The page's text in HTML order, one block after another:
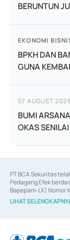
BERUNTUN
EKONOMI
BPKH DAN
GUNA
07 AUGUST
BUMI
OKAS
PT BCA Sekuritas
Pedagang Efek
Bapepam-LK) Nomor
06/D.04/2014 tanggal
Efek berdasarkan
berdasarkan surat
LIHAT